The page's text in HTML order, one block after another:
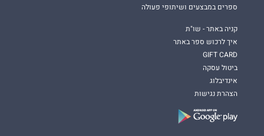
ספרים במבצעים ושיתופי פעולה
קניה באתר - שו"ת
איך לרכוש ספר באתר
GIFT CARD
ביטול עסקה
אינדיבלוג
הצהרת נגישות